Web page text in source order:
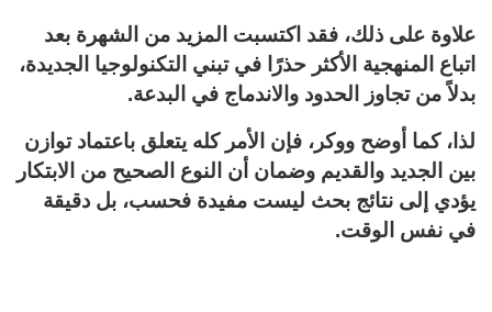
علاوة على ذلك، فقد اكتسبت المزيد من الشهرة بعد
اتباع المنهجية الأكثر حذرًا في تبني التكنولوجيا الجديدة،
بدلاً من تجاوز الحدود والاندماج في البدعة.
لذا، كما أوضح ووكر، فإن الأمر كله يتعلق باعتماد توازن
بين الجديد والقديم وضمان أن النوع الصحيح من الابتكار
يؤدي إلى نتائج بحث ليست مفيدة فحسب، بل دقيقة
في نفس الوقت.